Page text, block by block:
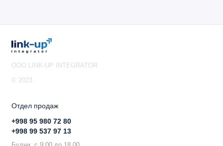
OOO LINK-UP INTEGRATOR
© 2023
Отдел продаж
+998 95 980 72 80
+998 99 537 97 13